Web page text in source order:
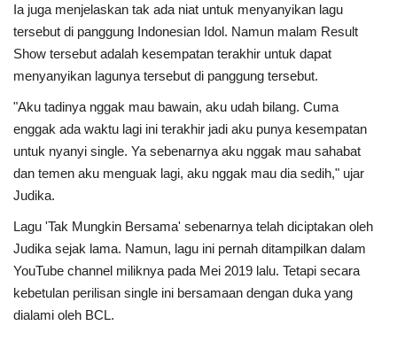
Ia juga menjelaskan tak ada niat untuk menyanyikan lagu
tersebut di panggung Indonesian Idol. Namun malam Result
Show tersebut adalah kesempatan terakhir untuk dapat
menyanyikan lagunya tersebut di panggung tersebut.
"Aku tadinya nggak mau bawain, aku udah bilang. Cuma
enggak ada waktu lagi ini terakhir jadi aku punya kesempatan
untuk nyanyi single. Ya sebenarnya aku nggak mau sahabat
dan temen aku menguak lagi, aku nggak mau dia sedih," ujar
Judika.
Lagu 'Tak Mungkin Bersama' sebenarnya telah diciptakan oleh
Judika sejak lama. Namun, lagu ini pernah ditampilkan dalam
YouTube channel miliknya pada Mei 2019 lalu. Tetapi secara
kebetulan perilisan single ini bersamaan dengan duka yang
dialami oleh BCL.